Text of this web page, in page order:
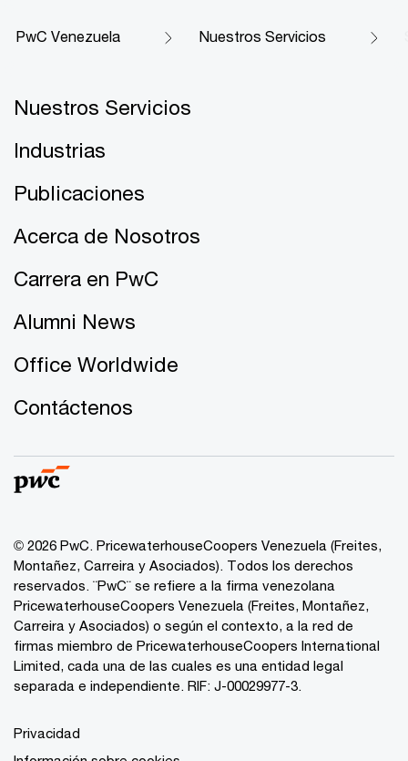
PwC Venezuela Nuestros Servicios
Nuestros Servicios
Industrias
Publicaciones
Acerca de Nosotros
Carrera en PwC
Alumni News
Office Worldwide
Contáctenos
© 2026 PwC. PricewaterhouseCoopers Venezuela (Freites,
Montañez, Carreira y Asociados). Todos los derechos
reservados. ¨PwC¨ se refiere a la firma venezolana
PricewaterhouseCoopers Venezuela (Freites, Montañez,
Carreira y Asociados) o según el contexto, a la red de
firmas miembro de PricewaterhouseCoopers International
Limited, cada una de las cuales es una entidad legal
separada e independiente. RIF: J-00029977-3.
Privacidad